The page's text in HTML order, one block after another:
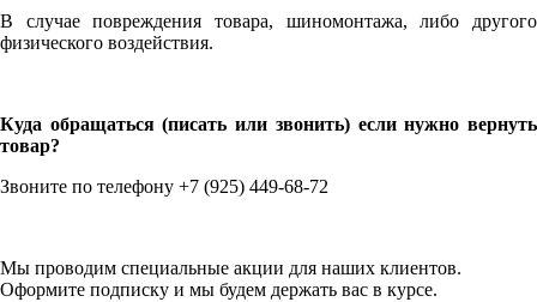
В случае повреждения товара, шиномонтажа, либо другого
физического воздействия.
Куда обращаться (писать или звонить) если нужно вернуть
товар?
Звоните по телефону +7 (925) 449-68-72
Мы проводим специальные акции для наших клиентов.
Оформите подписку и мы будем держать вас в курсе.